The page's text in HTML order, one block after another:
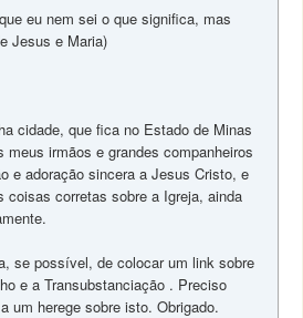
eu nem sei o que significa, mas
Jesus e Maria)
cidade, que fica no Estado de Minas
meus irmãos e grandes companheiros
e adoração sincera a Jesus Cristo, e
coisas corretas sobre a Igreja, ainda
se possível, de colocar um link sobre
e a Transubstanciação . Preciso
um herege sobre isto. Obrigado.